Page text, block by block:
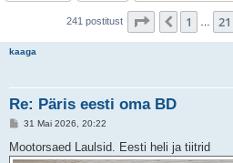
241 postitust 25 . leht 25-st
Eelmine
1 21
kaaga
Re: Päris eesti oma BD
P
s
t
31 Mai 2026, 20:22
Mootorsaed Laulsid. Eesti heli ja tiitrid